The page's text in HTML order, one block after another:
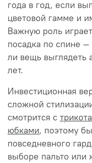
года в год, если
цветовой гамме и
Важную роль
посадка по спине —
ли вещь выглядеть
лет.
Инвестиционная
сложной
смотрится с
юбками, поэтому
повседневного
выборе пальто или